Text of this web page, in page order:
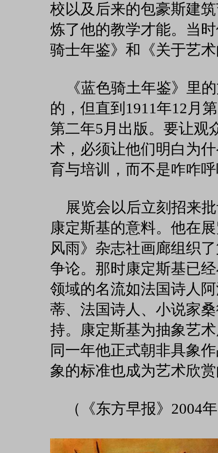
校以及后来的包豪斯建
炼了他的教学才能。当
骑士年鉴》和《关于艺
《蓝色骑土年鉴》里
的，但直到1911年12月
第二年5月出版。要让观
术，必须让他们明白为
育与培训，而不是咋咋
展览会以后立刻招来
康定斯基的意料。他在
风雨》杂志社画廊组织
争论。那时康定斯基已
领域的名流如法国诗人
蒂、法国诗人、小说家
持。康定斯基为抽象艺
同一年他正式朝非具象
象的标准也成为艺术欣
（《东方早报》2004